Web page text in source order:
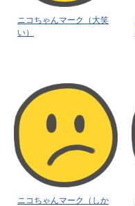
ニコちゃんマーク（大笑
い）
ニコちゃんマーク（しか